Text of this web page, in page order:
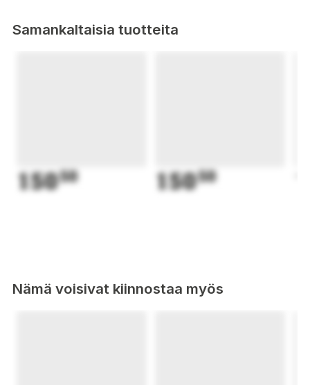
Samankaltaisia tuotteita
15050 15050
Nämä voisivat kiinnostaa myös